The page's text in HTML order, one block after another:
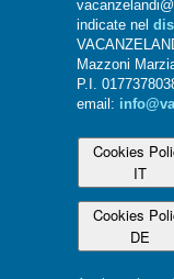
indicate nel
Mazzoni
P.I.
email:
Cookies
IT
Cookies
DE